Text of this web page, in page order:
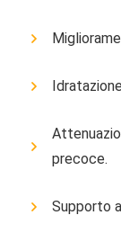
precoce.
Supporto